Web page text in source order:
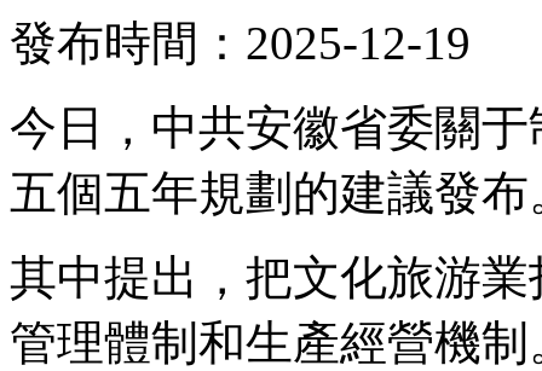
發布時間：2025-12-19
今日，中共安徽省委關
五個五年規劃的建議發布
其中提出，把文化旅游
管理體制和生產經營機